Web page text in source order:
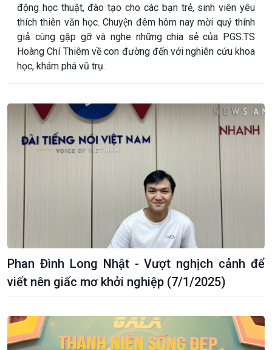
Thời sự 12h
Thời sự 21h30
Chuyên mục
Theo dòng Thời sự
động học thuật, đào tạo cho các bạn trẻ, sinh viên yêu
thích thiên văn học. Chuyện đêm hôm nay mời quý thính
giả cùng gặp gỡ và nghe những chia sẻ của PGS.TS
Hoàng Chí Thiêm về con đường đến với nghiên cứu khoa
học, khám phá vũ trụ.
Phan Đình Long Nhật - Vượt nghịch cảnh để
viết nên giấc mơ khởi nghiệp (7/1/2025)